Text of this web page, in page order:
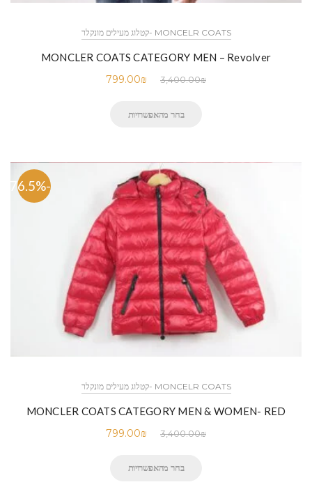
MONCELR COATS -קטלוג מעילים מונקלר
MONCLER COATS CATEGORY MEN – Revolver
3,400.00₪
799.00₪
בחר מהאפשרויות
-76.5%
MONCELR COATS -קטלוג מעילים מונקלר
MONCLER COATS CATEGORY MEN & WOMEN- RED
3,400.00₪
799.00₪
בחר מהאפשרויות